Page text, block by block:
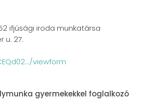
ifjúsági iroda munkatársa
u. 27.
viewform
gyermekekkel foglalkozó